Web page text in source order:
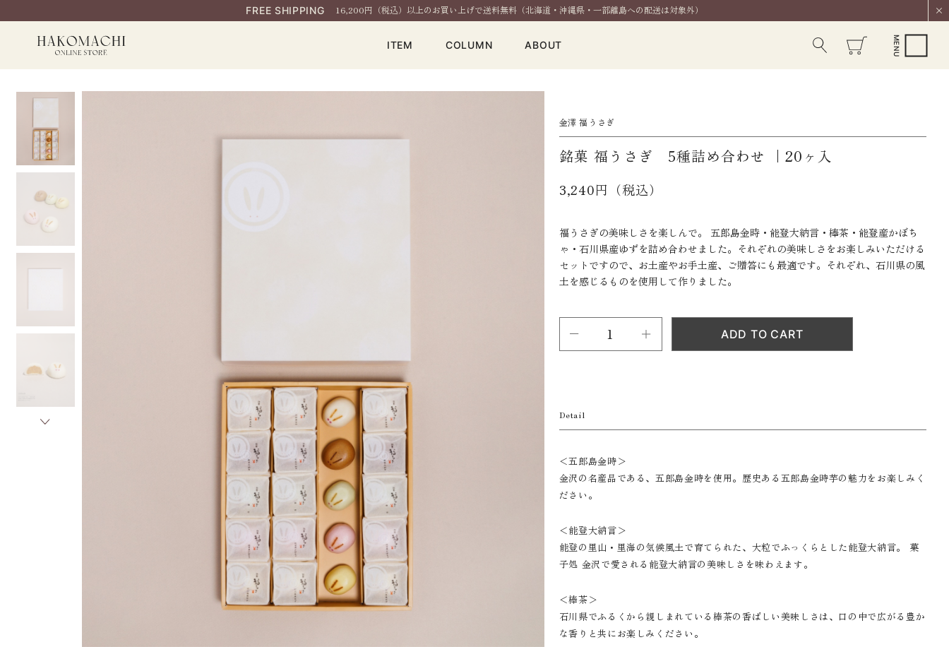
FREE SHIPPING 16,200円（税込）以上のお買い上げで送料無料（北海道・沖縄県・一部離島への配送は対象外）
ITEM COLUMN ABOUT
金澤 福うさぎ
銘菓 福うさぎ 5種詰め合わせ ｜20ヶ入
3,240円（税込）
福うさぎの美味しさを楽しんで。 五郎島金時・能登大納言・棒茶・能登産かぼち
ゃ・石川県産ゆずを詰め合わせました。それぞれの美味しさをお楽しみいただける
セットですので、お土産やお手土産、ご贈答にも最適です。それぞれ、石川県の風
土を感じるものを使用して作りました。
Detail
＜五郎島金時＞
金沢の名産品である、五郎島金時を使用。歴史ある五郎島金時芋の魅力をお楽しみく
ださい。
＜能登大納言＞
能登の里山・里海の気候風土で育てられた、大粒でふっくらとした能登大納言。 菓
子処 金沢で愛される能登大納言の美味しさを味わえます。
＜棒茶＞
石川県でふるくから親しまれている棒茶の香ばしい美味しさは、口の中で広がる豊か
な香りと共にお楽しみください。